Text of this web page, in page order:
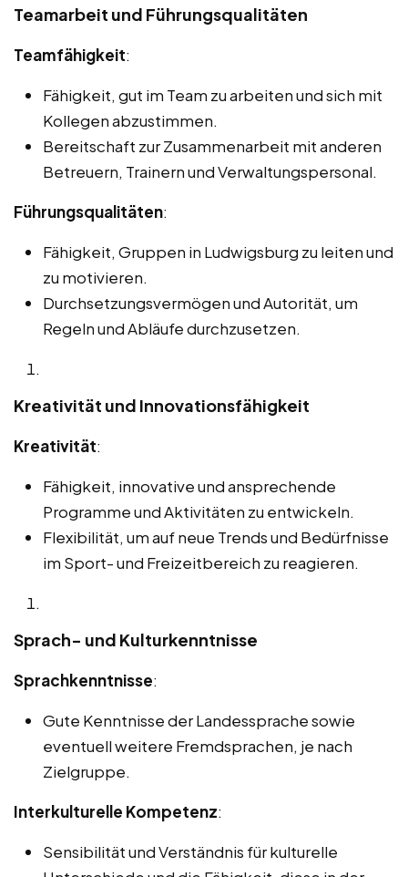
Teamarbeit und Führungsqualitäten
Teamfähigkeit:
Fähigkeit, gut im Team zu arbeiten und sich mit
Kollegen abzustimmen.
Bereitschaft zur Zusammenarbeit mit anderen
Betreuern, Trainern und Verwaltungspersonal.
Führungsqualitäten:
Fähigkeit, Gruppen in Ludwigsburg zu leiten und
zu motivieren.
Durchsetzungsvermögen und Autorität, um
Regeln und Abläufe durchzusetzen.
Kreativität und Innovationsfähigkeit
Kreativität:
Fähigkeit, innovative und ansprechende
Programme und Aktivitäten zu entwickeln.
Flexibilität, um auf neue Trends und Bedürfnisse
im Sport- und Freizeitbereich zu reagieren.
Sprach- und Kulturkenntnisse
Sprachkenntnisse:
Gute Kenntnisse der Landessprache sowie
eventuell weitere Fremdsprachen, je nach
Zielgruppe.
Interkulturelle Kompetenz:
Sensibilität und Verständnis für kulturelle